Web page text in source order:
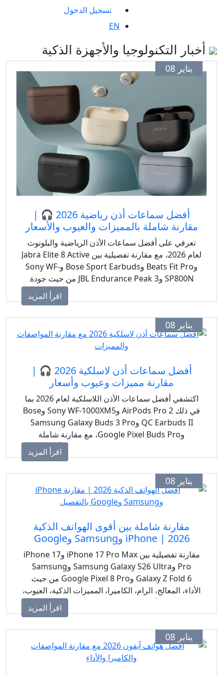
تسجيل الدخول
التكنولوجيا والأجهزة الذكية
يناير 08
أفضل سماعات أذن رياضية 2026 🎧 |
مقارنة شاملة بالمميزات والعيوب والأسعار
تعرفي على أفضل سماعات الأذن الرياضية والبلوتوث
لعام 2026، مع مقارنة تفصيلية بين Jabra Elite 8 Active
وBeats Fit Pro وBose Sport Earbuds وSony WF-
SP800N وJBL Endurance Peak 3 من حيث جودة
الصوت، المميزات الذكية، المواصفات التقنية، العيوب،
والأسعار في مصر والدول العربية.
اقرأ المزيد
يناير 08
أفضل سماعات أذن لاسلكية 2026 🎧 |
مقارنة مميزات وعيوب وأسعار
اكتشفي أفضل سماعات الأذن اللاسلكية لعام 2026 بما
في ذلك AirPods Pro 2 وSony WF-1000XM5 وBose
QC Earbuds II وSamsung Galaxy Buds 3 Pro
وGoogle Pixel Buds Pro، مع مقارنة شاملة
للمواصفات والمميزات الذكية والعيوب والأسعار في
مصر والدول العربية.
اقرأ المزيد
يناير 08
مقارنة شاملة بين أقوى الهواتف الذكية
2026 | iPhone وSamsung وGoogle
مقارنة تفصيلية بين iPhone 17 Pro Max وiPhone 17
Pro وSamsung Galaxy S26 Ultra وSamsung
Galaxy Z Fold 6 وGoogle Pixel 8 Pro من حيث
الأداء، المعالج، الرام، الكاميرا، المميزات الذكية، العيوب،
اقرأ المزيد
يناير 08